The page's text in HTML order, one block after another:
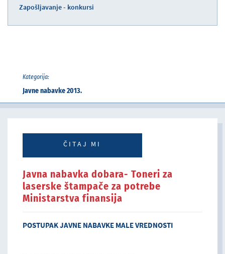
Zapošljavanje - konkursi
Kategorija:
Javne nabavke 2013.
ČITAJ MI
Javna nabavka dobara- Toneri za
laserske štampače za potrebe
Ministarstva finansija
POSTUPAK JAVNE NABAVKE MALE VREDNOSTI